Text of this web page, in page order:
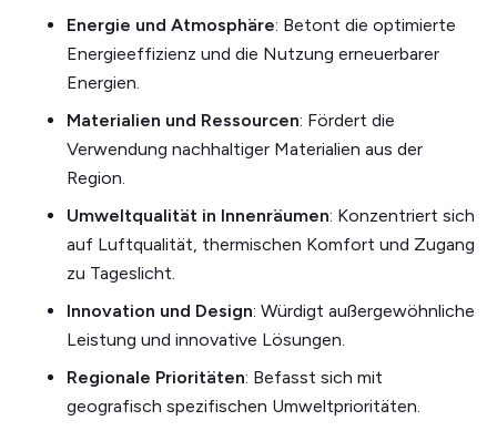
Energie und Atmosphäre: Betont die optimierte
Energieeffizienz und die Nutzung erneuerbarer
Energien.
Materialien und Ressourcen: Fördert die
Verwendung nachhaltiger Materialien aus der
Region.
Umweltqualität in Innenräumen: Konzentriert sich
auf Luftqualität, thermischen Komfort und Zugang
zu Tageslicht.
Innovation und Design: Würdigt außergewöhnliche
Leistung und innovative Lösungen.
Regionale Prioritäten: Befasst sich mit
geografisch spezifischen Umweltprioritäten.